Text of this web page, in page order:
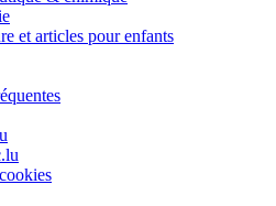
et articles pour enfants